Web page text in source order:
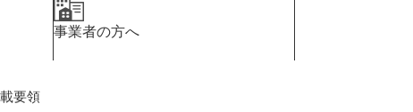
事業者の方へ
要領